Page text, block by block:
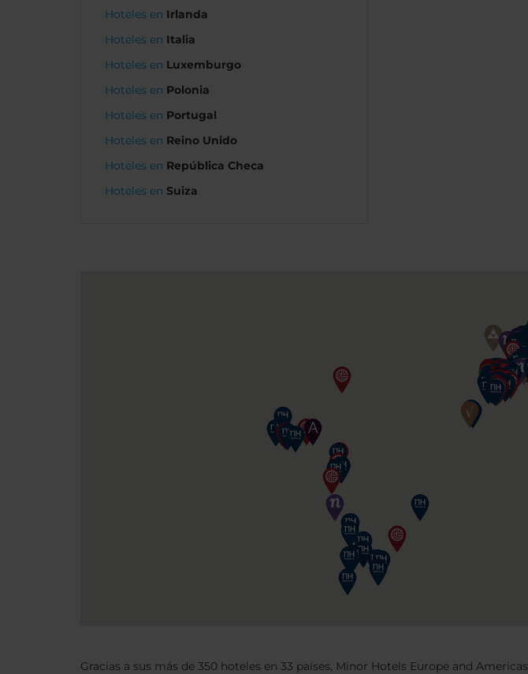
Hoteles en Irlanda
Hoteles en Italia
Hoteles en Luxemburgo
Hoteles en Polonia
Hoteles en Portugal
Hoteles en Reino Unido
Hoteles en República Checa
Hoteles en Suiza
Gracias a sus más de 350 hoteles en 33 países, Minor Hotels Europe and